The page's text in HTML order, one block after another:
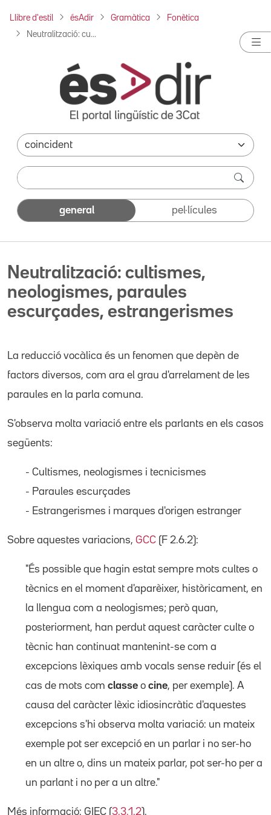
Llibre d'estil ésAdir Gramàtica Fonètica
Neutralització: cu...
general pel·lícules
Neutralització: cultismes,
neologismes, paraules
escurçades, estrangerismes
La reducció vocàlica és un fenomen que depèn de
factors diversos, com ara el grau d'arrelament de les
paraules en la parla comuna.
S'observa molta variació entre els parlants en els casos
següents:
- Cultismes, neologismes i tecnicismes
- Paraules escurçades
- Estrangerismes i marques d'origen estranger
Sobre aquestes variacions, GCC (F 2.6.2):
"És possible que hagin estat sempre mots cultes o
tècnics en el moment d'aparèixer, històricament, en
la llengua com a neologismes; però quan,
posteriorment, han perdut aquest caràcter culte o
tècnic han continuat mantenint-se com a
excepcions lèxiques amb vocals sense reduir (és el
cas de mots com classe o cine, per exemple). A
causa del caràcter lèxic idiosincràtic d'aquestes
excepcions s'hi observa molta variació: un mateix
exemple pot ser excepció en un parlar i no ser-ho
en un altre o, dins un mateix parlar, pot ser-ho per a
un parlant i no per a un altre."
Més informació: GIEC (3.3.1.2).